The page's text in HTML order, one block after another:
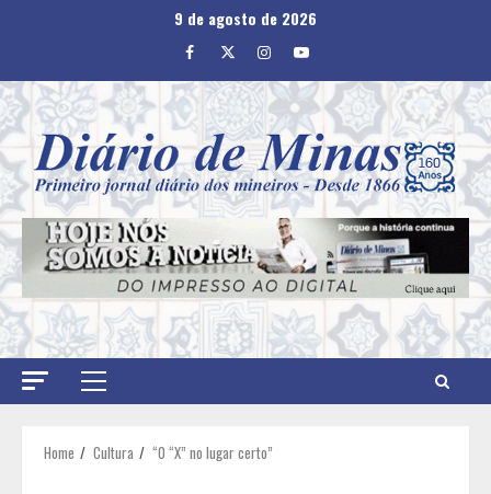
9 de agosto de 2026
Facebook
TwitterInstagram
Youtube
Primary
Home Cultura “O “X” no lugar certo”